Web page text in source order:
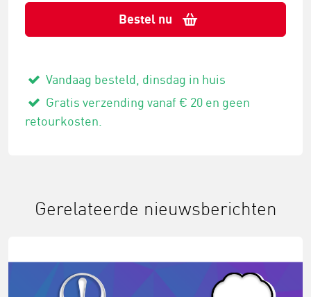
Bestel nu
Vandaag besteld, dinsdag in huis
Gratis verzending vanaf € 20 en geen
retourkosten.
Gerelateerde nieuwsberichten